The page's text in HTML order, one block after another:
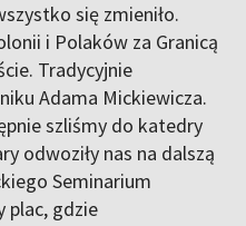
się zmieniło.
i Polaków za Granicą
Tradycyjnie
Adama Mickiewicza.
szliśmy do katedry
odwoziły nas na dalszą
Seminarium
plac, gdzie